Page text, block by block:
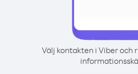
Välj kontakten i Viber och